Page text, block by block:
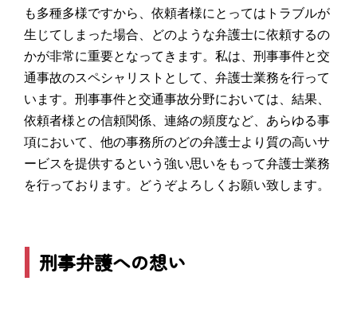
も多種多様ですから、依頼者様にとってはトラブルが
生じてしまった場合、どのような弁護士に依頼するの
かが非常に重要となってきます。私は、刑事事件と交
通事故のスペシャリストとして、弁護士業務を行って
います。刑事事件と交通事故分野においては、結果、
依頼者様との信頼関係、連絡の頻度など、あらゆる事
項において、他の事務所のどの弁護士より質の高いサ
ービスを提供するという強い思いをもって弁護士業務
を行っております。どうぞよろしくお願い致します。
刑事弁護への想い